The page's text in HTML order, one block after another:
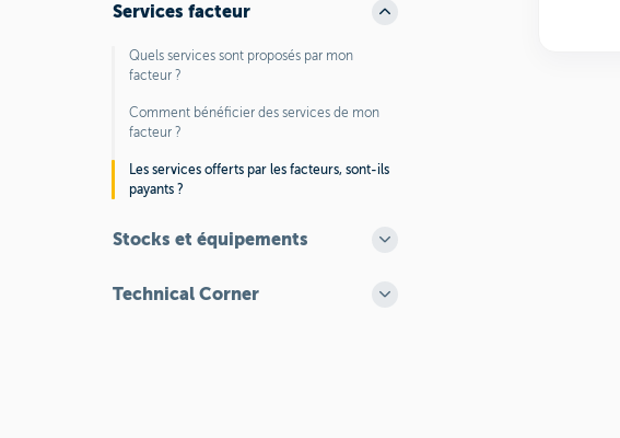
Services facteur
Quels services sont proposés par mon
facteur ?
Comment bénéficier des services de mon
facteur ?
Les services offerts par les facteurs, sont-ils
payants ?
Stocks et équipements
Technical Corner